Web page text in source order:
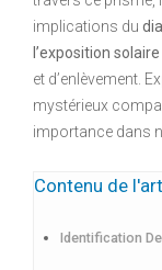
implications du
l’exposition solaire
et d’enlèvement.
mystérieux
importance dans
Contenu de
Identification